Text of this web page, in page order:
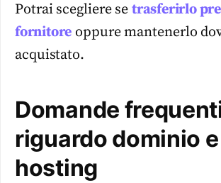
Potrai scegliere se trasferirlo
fornitore oppure mantenerlo
acquistato.
Domande
riguardo dominio e
hosting